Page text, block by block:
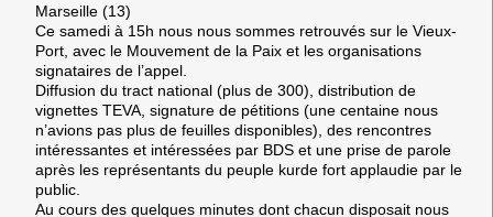
Marseille (13)
Ce samedi à 15h nous nous sommes retrouvés sur le Vieux-
Port, avec le Mouvement de la Paix et les organisations
signataires de l’appel.
Diffusion du tract national (plus de 300), distribution de
vignettes TEVA, signature de pétitions (une centaine nous
n’avions pas plus de feuilles disponibles), des rencontres
intéressantes et intéressées par BDS et une prise de parole
après les représentants du peuple kurde fort applaudie par le
public.
Au cours des quelques minutes dont chacun disposait nous